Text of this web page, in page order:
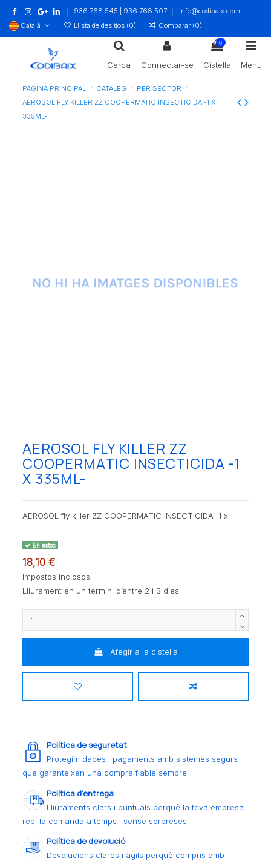
936 768 545 | 936 768 507
info@codibaix.com
Català
Llista de desitjos (0) Comparar (0)
Cerca Connectar-se
0
Cistella Menu
PÀGINA PRINCIPAL CATÀLEG
PER SECTOR
AEROSOL FLY KILLER ZZ COOPERMATIC INSECTICIDA -1 X
335ML-
AEROSOL FLY KILLER ZZ
COOPERMATIC INSECTICIDA -1
X 335ML-
AEROSOL fly killer ZZ COOPERMATIC INSECTICIDA [1 x
En estoc
18,10 €
Impostos inclosos
Lliurament en un termini d’entre 2 i 3 dies
Afegir a la cistella
Política de seguretat
Protegim dades i pagaments amb sistemes segurs
que garanteixen una compra fiable sempre
Política d’entrega
Lliuraments clars i puntuals perquè la teva empresa
rebi la comanda a temps i sense sorpreses
Política de devolució
Devolucions clares i àgils perquè compris amb